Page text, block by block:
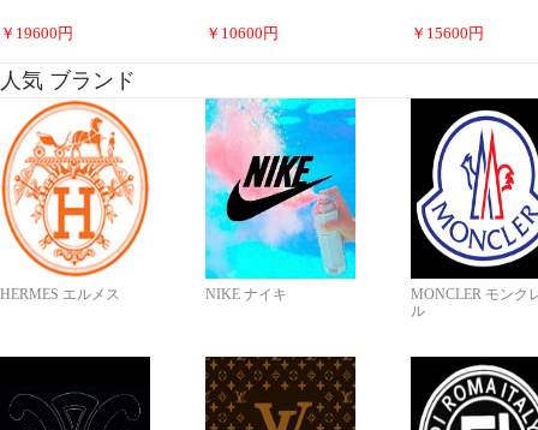
￥ 19600 円 ￥ 10600 円 ￥ 15600 円
人気 ブランド
HERMES エルメス NIKE ナイキ
MONCLER モンク
ル